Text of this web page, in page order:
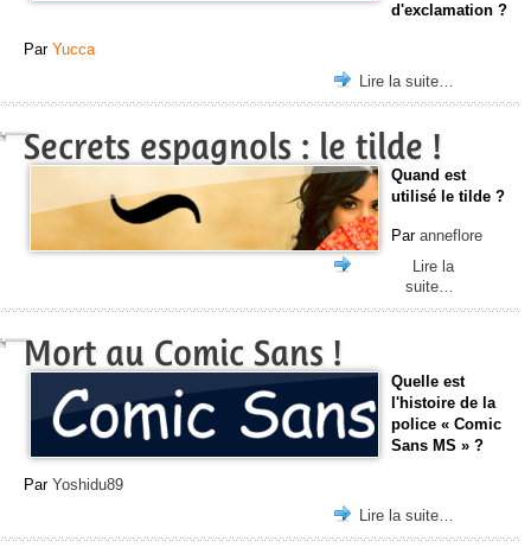
d'exclamation ?
Par Yucca
Lire la suite…
Secrets espagnols : le tilde !
Quand est
utilisé le tilde ?
Par anneflore
Lire la
suite…
Mort au Comic Sans !
Quelle est
l'histoire de la
police « Comic
Sans MS » ?
Par Yoshidu89
Lire la suite…